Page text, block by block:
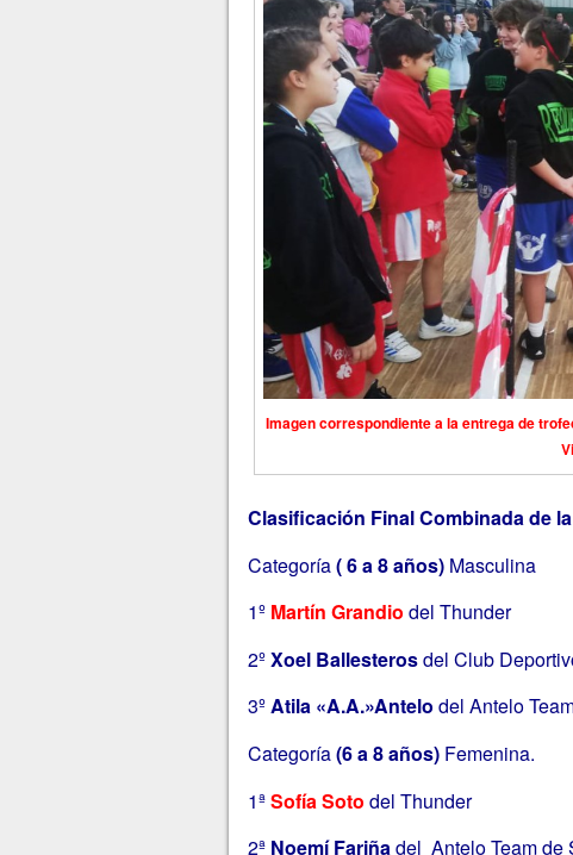
Imagen correspondiente a la entrega de
Clasificación Final Combinada de
Categoría( 6 a 8 años)Masculina
1º Martín Grandio del Thunder
2ºXoel Ballesterosdel Club
3ºAtila «A.A.»Antelo del Antelo
Categoría(6 a 8 años)Femenina.
1ªSofía Soto del Thunder
2ª Noemí Fariñadel Antelo Team de